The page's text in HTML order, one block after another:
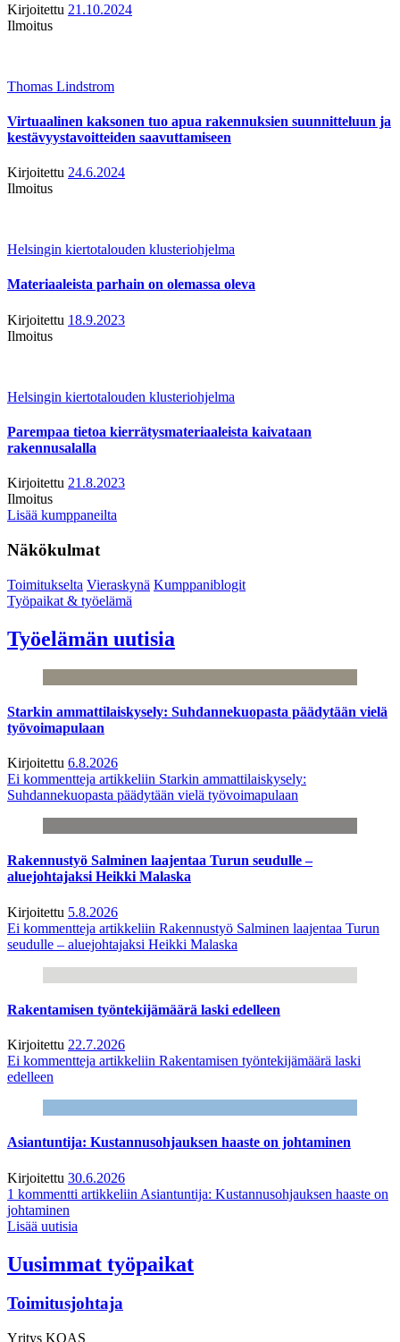
Kirjoitettu 21.10.2024
Ilmoitus
Thomas Lindstrom
Virtuaalinen kaksonen tuo apua rakennuksien suunnitteluun ja
kestävyystavoitteiden saavuttamiseen
Kirjoitettu 24.6.2024
Ilmoitus
Helsingin kiertotalouden klusteriohjelma
Materiaaleista parhain on olemassa oleva
Kirjoitettu 18.9.2023
Ilmoitus
Helsingin kiertotalouden klusteriohjelma
Parempaa tietoa kierrätysmateriaaleista kaivataan
rakennusalalla
Kirjoitettu 21.8.2023
Ilmoitus
Lisää kumppaneilta
Näkökulmat
Toimitukselta Vieraskynä Kumppaniblogit
Työpaikat & työelämä
Työelämän uutisia
Starkin ammattilaiskysely: Suhdannekuopasta päädytään vielä
työvoimapulaan
Kirjoitettu 6.8.2026
Ei kommentteja artikkeliin Starkin ammattilaiskysely:
Suhdannekuopasta päädytään vielä työvoimapulaan
Rakennustyö Salminen laajentaa Turun seudulle –
aluejohtajaksi Heikki Malaska
Kirjoitettu 5.8.2026
Ei kommentteja artikkeliin Rakennustyö Salminen laajentaa Turun
seudulle – aluejohtajaksi Heikki Malaska
Rakentamisen työntekijämäärä laski edelleen
Kirjoitettu 22.7.2026
Ei kommentteja artikkeliin Rakentamisen työntekijämäärä laski
edelleen
Asiantuntija: Kustannusohjauksen haaste on johtaminen
Kirjoitettu 30.6.2026
1 kommentti artikkeliin Asiantuntija: Kustannusohjauksen haaste on
johtaminen
Lisää uutisia
Uusimmat työpaikat
Toimitusjohtaja
Yritys KOAS